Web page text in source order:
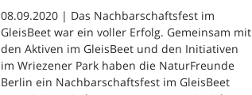
08.09.2020 | Das Nachbarschaftsfest im
GleisBeet war ein voller Erfolg. Gemeinsam mit
den Aktiven im GleisBeet und den Initiativen
im Wriezener Park haben die NaturFreunde
Berlin ein Nachbarschaftsfest im GleisBeet